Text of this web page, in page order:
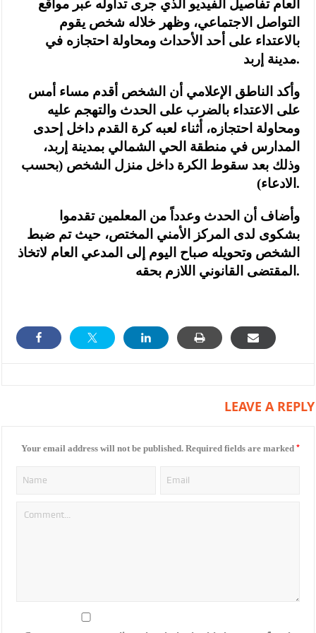
العام تفاصيل الفيديو الذي جرى تداوله عبر مواقع
التواصل الاجتماعي، وظهر خلاله شخص يقوم
بالاعتداء على أحد الأحداث ومحاولة احتجازه في
مدينة إربد.
وأكد الناطق الإعلامي أن الشخص أقدم مساء أمس
على الاعتداء بالضرب على الحدث والتهجم عليه
ومحاولة احتجازه، أثناء لعبه كرة القدم داخل إحدى
المدارس في منطقة الحي الشمالي بمدينة إربد،
وذلك بعد سقوط الكرة داخل منزل الشخص (بحسب
الادعاء).
وأضاف أن الحدث وعدداً من المعلمين تقدموا
بشكوى لدى المركز الأمني المختص، حيث تم ضبط
الشخص وتحويله صباح اليوم إلى المدعي العام لاتخاذ
المقتضى القانوني اللازم بحقه.
LEAVE A REPLY
Your email address will not be published. Required fields are marked *